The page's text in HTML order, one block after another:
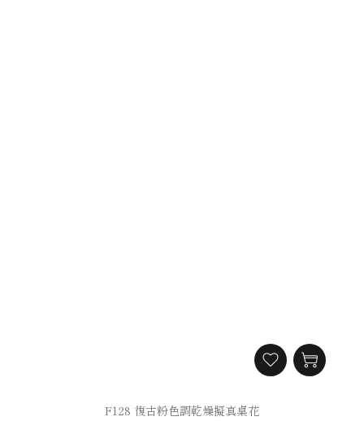
F128 復古粉色調乾燥擬真桌花